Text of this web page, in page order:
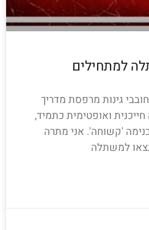
למתחילים
גינות מרפסת מדריך
ואופטימית כתמיד,
'קשוחה'. אני מתרה
למשתלה